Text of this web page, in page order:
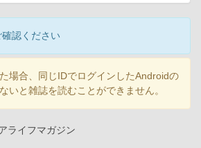
認ください
場合、同じIDでログインしたAndroidの
いと雑誌を読むことができません。
ライフマガジン